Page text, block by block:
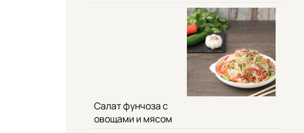
Салат фунчоза с
овощами и мясом